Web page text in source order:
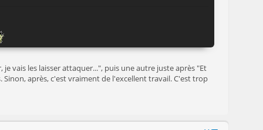
vais les laisser attaquer...", puis une autre juste après "Et
après, c'est vraiment de l'excellent travail. C'est trop